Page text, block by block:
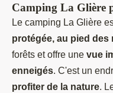
Camping La Glière
Le camping La Glière
protégée, au pied des
forêts et offre une vue
enneigés. C'est un
profiter de la nature.